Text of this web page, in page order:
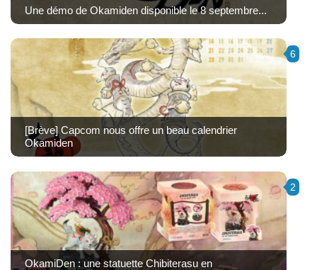
Une démo de Okamiden disponible le 8 septembre...
6
[Brève] Capcom nous offre un beau calendrier
Okamiden
2
OkamiDen : une statuette Chibiterasu en